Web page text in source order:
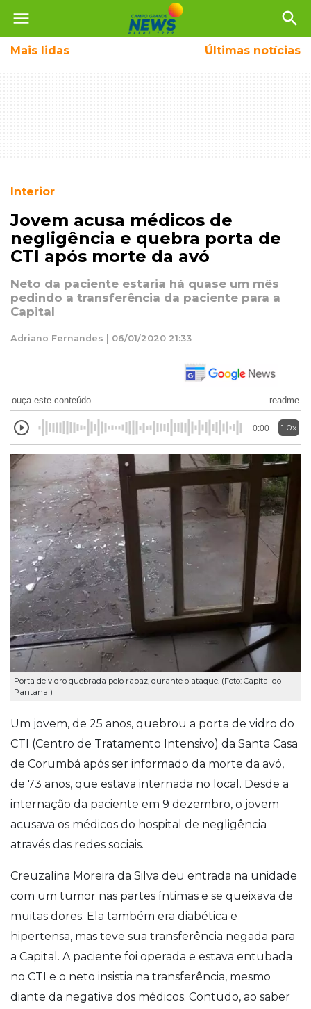
menu search
Mais lidas Últimas notícias
Interior
Jovem acusa médicos de
negligência e quebra porta de
CTI após morte da avó
Neto da paciente estaria há quase um mês
pedindo a transferência da paciente para a
Capital
Adriano Fernandes | 06/01/2020 21:33
ouça este conteúdo readme
0:00 1.0x
Porta de vidro quebrada pelo rapaz, durante o ataque. (Foto: Capital do
Pantanal)
Um jovem, de 25 anos, quebrou a porta de vidro do
CTI (Centro de Tratamento Intensivo) da Santa Casa
de Corumbá após ser informado da morte da avó,
de 73 anos, que estava internada no local. Desde a
internação da paciente em 9 dezembro, o jovem
acusava os médicos do hospital de negligência
através das redes sociais.
Creuzalina Moreira da Silva deu entrada na unidade
com um tumor nas partes íntimas e se queixava de
muitas dores. Ela também era diabética e
hipertensa, mas teve sua transferência negada para
a Capital. A paciente foi operada e estava entubada
no CTI e o neto insistia na transferência, mesmo
diante da negativa dos médicos. Contudo, ao saber